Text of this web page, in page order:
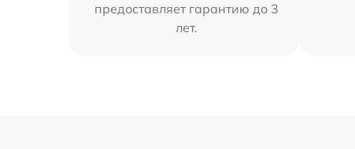
предоставляет гарантию до 3
лет.